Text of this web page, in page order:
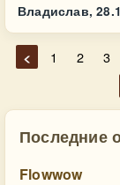
Владислав,
< 1 2 3
Последние
Flowwow